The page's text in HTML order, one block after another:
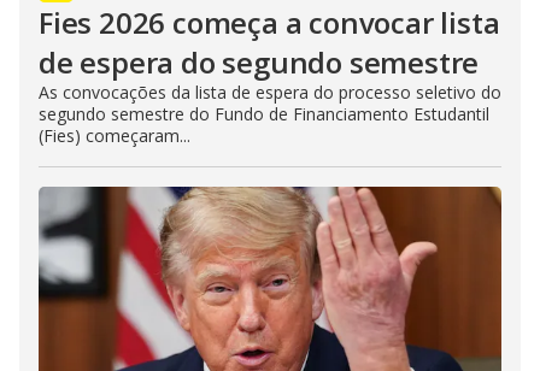
Fies 2026 começa a convocar lista
de espera do segundo semestre
As convocações da lista de espera do processo seletivo do
segundo semestre do Fundo de Financiamento Estudantil
(Fies) começaram...